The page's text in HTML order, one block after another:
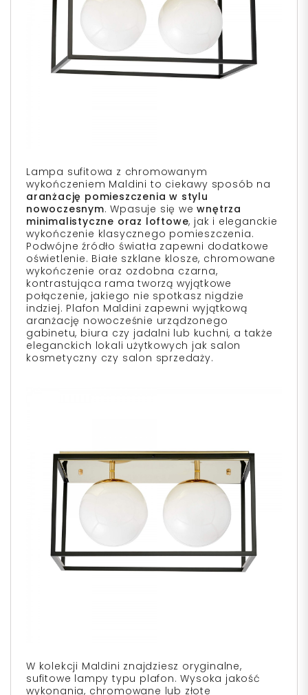
Lampa sufitowa z chromowanym
wykończeniem Maldini to ciekawy sposób na
aranżację pomieszczenia w stylu
nowoczesnym. Wpasuje się wewnętrza
minimalistyczne oraz loftowe, jak i eleganckie
wykończenie klasycznego pomieszczenia.
Podwójne źródło światła zapewni dodatkowe
oświetlenie. Białe szklane klosze, chromowane
wykończenie oraz ozdobna czarna,
kontrastująca rama tworzą wyjątkowe
połączenie, jakiego nie spotkasz nigdzie
indziej. Plafon Maldini zapewni wyjątkową
aranżację nowocześnie urządzonego
gabinetu, biura czy jadalni lub kuchni, a także
eleganckich lokali użytkowych jak salon
kosmetyczny czy salon sprzedaży.
W kolekcji Maldini znajdziesz oryginalne,
sufitowe lampy typu plafon. Wysoka jakość
wykonania, chromowane lub złote